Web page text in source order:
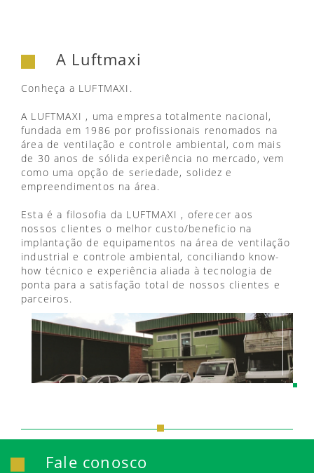
A Luftmaxi
Conheça a LUFTMAXI.
A LUFTMAXI , uma empresa totalmente nacional,
fundada em 1986 por profissionais renomados na
área de ventilação e controle ambiental, com mais
de 30 anos de sólida experiência no mercado, vem
como uma opção de seriedade, solidez e
empreendimentos na área.
Esta é a filosofia da LUFTMAXI , oferecer aos
nossos clientes o melhor custo/beneficio na
implantação de equipamentos na área de ventilação
industrial e controle ambiental, conciliando know-
how técnico e experiência aliada à tecnologia de
ponta para a satisfação total de nossos clientes e
parceiros.
Fale conosco